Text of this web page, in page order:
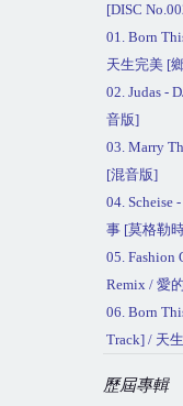
[DISC
01. Born
天生完美 [
02. Judas -
音版]
03. Marry
[混音版]
04. Scheise
事 [莫格勒
05. Fashion
Remix / 愛
06. Born
Track] / 天
歷屆專輯